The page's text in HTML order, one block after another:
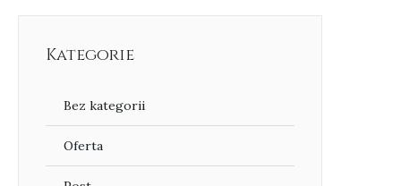
Kategorie
Bez kategorii
Oferta